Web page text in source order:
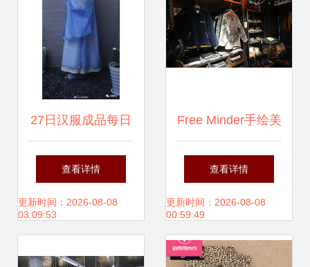
27日汉服成品每日
商情
查看详情
更新时间：2026-08-08
03:09:53
Free Minder手绘美
式工装创作纪录 从
草图到成品的蜕变
查看详情
更新时间：2026-08-08
00:59:49